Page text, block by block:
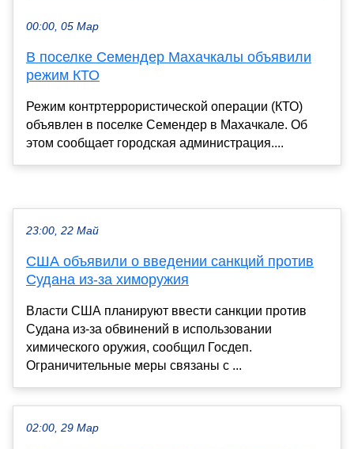
00:00, 05 Мар
В поселке Семендер Махачкалы объявили
режим КТО
Режим контртеррористической операции (КТО)
объявлен в поселке Семендер в Махачкале. Об
этом сообщает городская администрация....
23:00, 22 Май
США объявили о введении санкций против
Судана из-за химоружия
Власти США планируют ввести санкции против
Судана из-за обвинений в использовании
химического оружия, сообщил Госдеп.
Ограничительные меры связаны с ...
02:00, 29 Мар